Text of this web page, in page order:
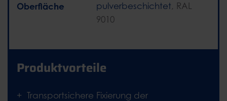
Oberfläche pulverbeschichtet, RAL
9010
Produktvorteile
Transportsichere Fixierung der